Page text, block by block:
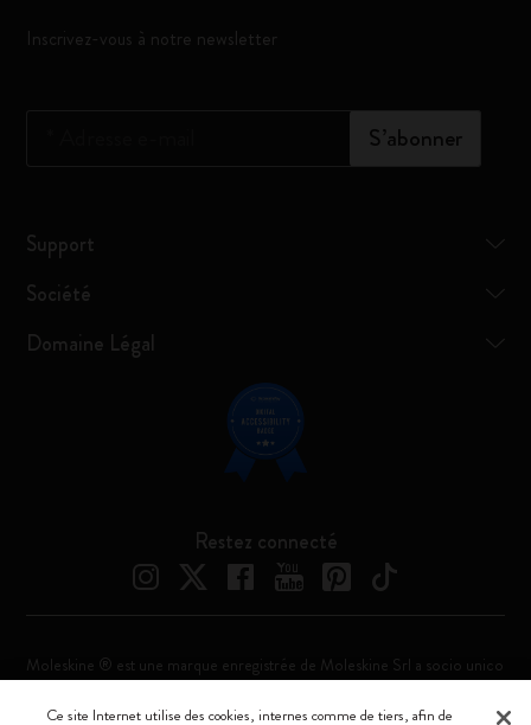
Inscrivez-vous à notre newsletter
S’abonner
Support
Société
Domaine Légal
Restez connecté
Moleskine ® est une marque enregistrée de Moleskine Srl a socio unico
Moleskine srl a socio unico - Via Bergognone, 34 – 20144 Milano -
Ce site Internet utilise des cookies, internes comme de tiers, afin de